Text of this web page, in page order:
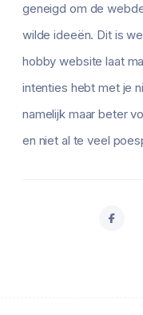
geneigd om de
wilde ideeën. Dit is
hobby website laat
intenties hebt met je
namelijk maar beter
en niet al te veel